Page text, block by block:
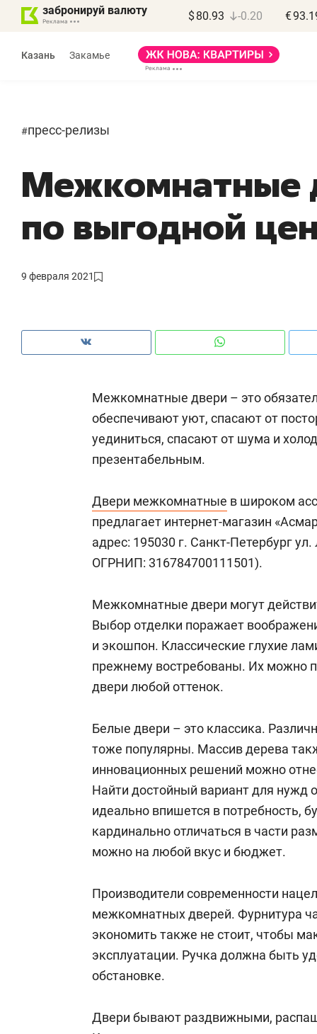
забронируй валюту $ 80.93 -0.20 €
Казань Закамье
#пресс-релизы
Межкомнатные
по выгодной
9 февраля 2021
Межкомнатные двери – это
обеспечивают уют, спасают от
уединиться, спасают от шума и
презентабельным.
Двери межкомнатные в широком
предлагает интернет-магазин
адрес: 195030 г. Санкт-Петербург
ОГРНИП: 316784700111501).
Межкомнатные двери могут
Выбор отделки поражает
и экошпон. Классические глухие
прежнему востребованы. Их можно
двери любой оттенок.
Белые двери – это классика.
тоже популярны. Массив дерева
инновационных решений можно
Найти достойный вариант для нужд
идеально впишется в потребность,
кардинально отличаться в части
можно на любой вкус и бюджет.
Производители современности
межкомнатных дверей. Фурнитура
экономить также не стоит, чтобы
эксплуатации. Ручка должна быть
обстановке.
Двери бывают раздвижными,
Василь Мазитов
МАРТ
«Не зная местных
рынки, почему надо знать аксакалов и
чем интересен Оман?
о
Как ГК «МИР ГРУПП» и ВТБ
создают оазис жилого
комфорта под Казанью
150
ID вместо